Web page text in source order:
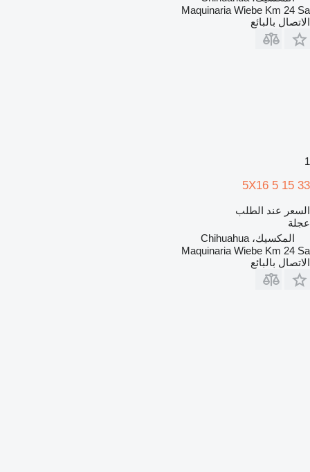
Maquinaria Wiebe Km 24 Sa
الاتصال بالبائع
1
33 15 5X16 5
السعر عند الطلب
عجلة
المكسيك، Chihuahua
Maquinaria Wiebe Km 24 Sa
الاتصال بالبائع